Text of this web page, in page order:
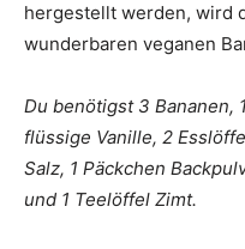
hergestellt werden, wird
wunderbaren veganen
Du benötigst 3 Bananen,
flüssige Vanille, 2
Salz, 1 Päckchen
und 1 Teelöffel Zimt.